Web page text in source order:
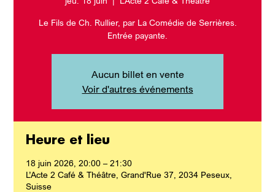
Le Fils de Ch. Rullier, par La Comédie de Serrières.
Entrée payante.
Aucun billet en vente
Voir d'autres événements
Heure et lieu
18 juin 2026, 20:00 – 21:30
L’Acte 2 Café & Théâtre, Grand'Rue 37, 2034 Peseux,
Suisse